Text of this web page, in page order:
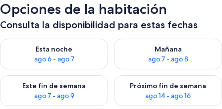
Opciones de la habitación
Consulta la disponibilidad para estas fechas
Esta noche
ago 6 - ago 7
Consulta la disponibilidad para esta noche, ago 6 - ago 7
Mañana
ago 7 - ago 8
Consulta la disponibilidad
Este fin de semana
ago 7 - ago 9
Consulta la disponibilidad para este fin de semana, ago 7 -
Próximo fin de semana
ago 14 - ago 16
Consulta la disponibilidad